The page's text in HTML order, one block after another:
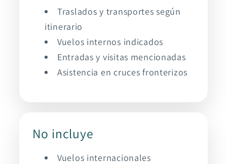
Traslados y transportes según
itinerario
Vuelos internos indicados
Entradas y visitas mencionadas
Asistencia en cruces fronterizos
No incluye
Vuelos internacionales